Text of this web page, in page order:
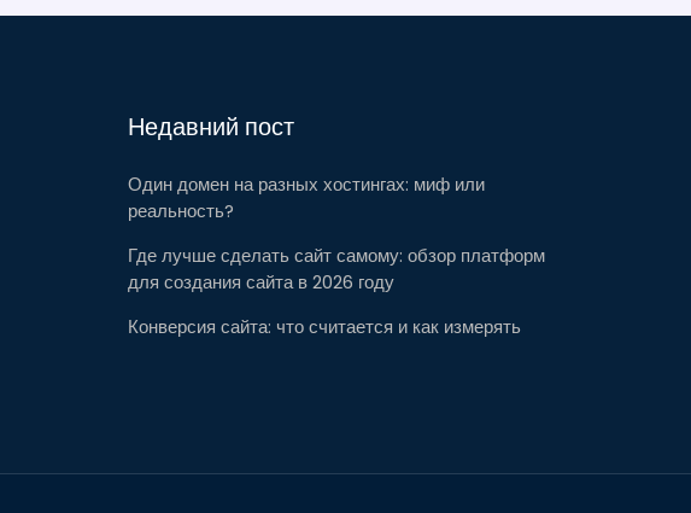
Недавний пост
Один домен на разных хостингах: миф или
реальность?
Где лучше сделать сайт самому: обзор платформ
для создания сайта в 2026 году
Конверсия сайта: что считается и как измерять